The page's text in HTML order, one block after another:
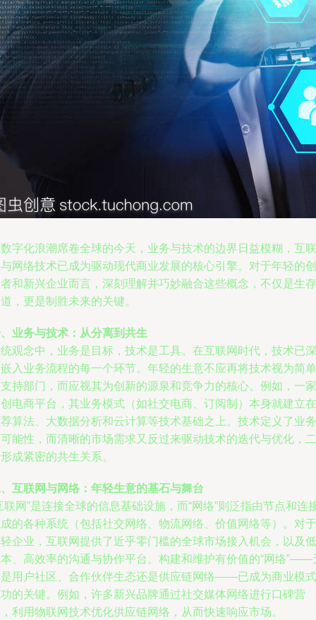
字化浪潮席卷全球的今天，业务与技术的边界日益模糊，互联
网络技术已成为驱动现代商业发展的核心引擎。对于年轻的创
和新兴企业而言，深刻理解并巧妙融合这些概念，不仅是生存
，更是制胜未来的关键。
业务与技术：从分离到共生
观念中，业务是目标，技术是工具。在互联网时代，技术已深
入业务流程的每一个环节。年轻的生意不应再将技术视为简单
持部门，而应视其为创新的源泉和竞争力的核心。例如，一家
电商平台，其业务模式（如社交电商、订阅制）本身就建立在
算法、大数据分析和云计算等技术基础之上。技术定义了业务
能性，而清晰的市场需求又反过来驱动技术的迭代与优化，二
成紧密的共生关系。
互联网与网络：年轻生意的基石与舞台
联网”是连接全球的信息基础设施，而“网络”则泛指由节点和连
的各种系统（包括社交网络、物流网络、价值网络等）。对于
企业，互联网提供了近乎零门槛的全球市场接入机会，以及低
、高效率的沟通与协作平台。构建和维护有价值的“网络”——
用户社区、合作伙伴生态还是供应链网络——已成为商业模式
的关键。例如，许多新兴品牌通过社交媒体网络进行口碑营
利用物联网技术优化供应链网络，从而快速响应市场。